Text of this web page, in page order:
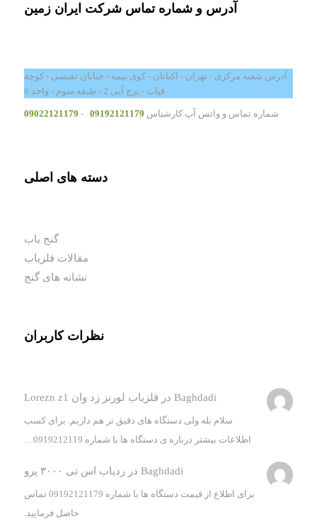
آدرس و شماره تماس شرکت ایران زمین
آدرس شعبه مرکزی : تهران - اکباتان - کوی بیمه - خیابان نفیسی - کوچه
فیات - برج آبی 2 - طبقه سوم - واحد 6
شماره تماس و واتس آپ کارشناس 09192121179
-
09022121179
دسته های اصلی
گنج یاب
مقالات فلزیاب
نشانه های گنج
نظرات کاربران
Baghdadi در فلزیاب لورنز زد وان Lorezn z1
سلام بله ولی دستگاه های دقیق تر هم داریم. برای کسب
اطلاعات بیشتر درباره ی دستگاه ها با شماره 0919212119…
Baghdadi درردیاب اس تی ۳۰۰۰ پرو
برای اطلاع از قیمت دستگاه ها با شماره 09192121179 تماس
حاصل فرمایید.